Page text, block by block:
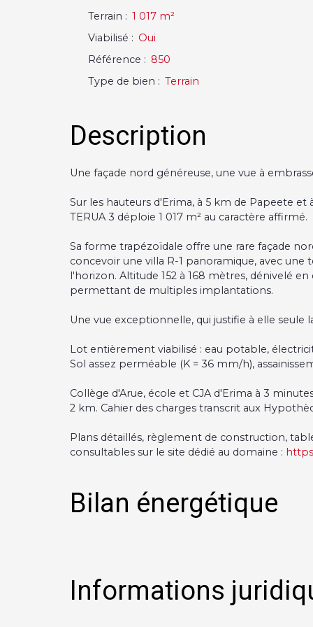
Terrain : 1 017 m²
Viabilisé : Oui
Référence : 850
Type de bien : Terrain
Description
Une façade nord généreuse, une vue à
Sur les hauteurs d'Erima, à 5 km de Papeete
TERUA 3 déploie 1 017 m² au caractère affirmé.
Sa forme trapézoïdale offre une rare façade
concevoir une villa R-1 panoramique, avec
l'horizon. Altitude 152 à 168 mètres, dénivelé
permettant de multiples implantations.
Une vue exceptionnelle, qui justifie à elle seule
Lot entièrement viabilisé : eau potable,
Sol assez perméable (K = 36 mm/h),
Collège d'Arue, école et CJA d'Erima à 3
2 km. Cahier des charges transcrit aux
Plans détaillés, règlement de construction,
consultables sur le site dédié au domaine :
Bilan énergétique
Informations